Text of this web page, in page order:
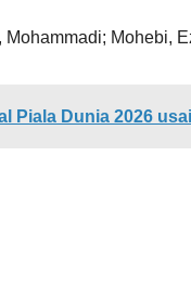
Mohebi,
Piala Dunia 2026